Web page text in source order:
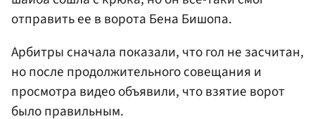
отправить ее в ворота Бена Бишопа.
Арбитры сначала показали, что гол не засчитан,
но после продолжительного совещания и
просмотра видео объявили, что взятие ворот
было правильным.